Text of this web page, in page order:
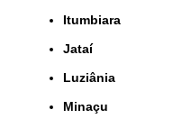
Itumbiara
Jataí
Luziânia
Minaçu